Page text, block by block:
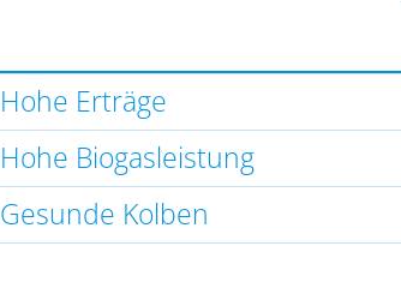
Hohe Erträge
Hohe Biogasleistung
Gesunde Kolben